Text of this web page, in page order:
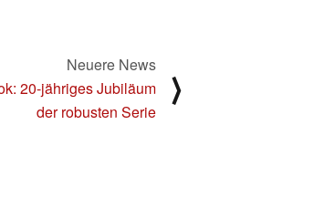
Neuere News
20-jähriges Jubiläum
der robusten Serie
⟩